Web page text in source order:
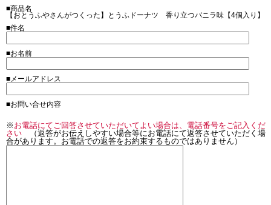
■商品名
【おとうふやさんがつくった】とうふドーナツ 香り立つバニラ味【4個入り】
■件名
■お名前
■メールアドレス
■お問い合せ内容
※ お電話にてご回答させていただいてよい場合は、電話番号をご記入くだ
さい （返答がお伝えしやすい場合等にお電話にて返答させていただく場
合があります。お電話での返答をお約束するものではありません）